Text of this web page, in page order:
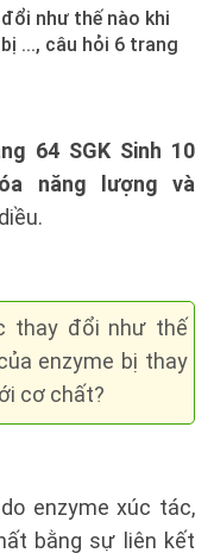
như thế nào khi
..., câu hỏi 6 trang
64 SGK Sinh 10
năng lượng và
thay đổi như thế
enzyme bị thay
cơ chất?
enzyme xúc tác,
bằng sự liên kết